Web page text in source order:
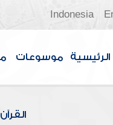
Indonesia
الرئيسية موسوعات